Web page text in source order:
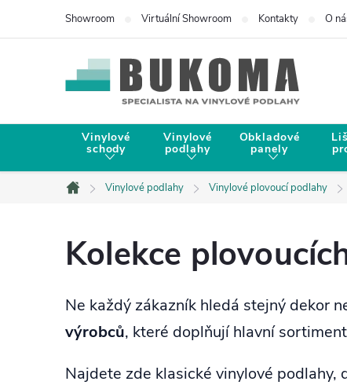
Showroom Virtuální Showroom Kontakty O
Vinylové
schody
Vinylové
podlahy
Obkladové
panely
Domů
Vinylové podlahy Vinylové plovoucí podlahy
Kolekce
Ne každý zákazník hledá stejný dekor
výrobců, které doplňují hlavní
Najdete zde klasické vinylové podlahy,